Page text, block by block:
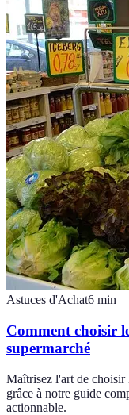
Astuces d'Achat6 min
Comment choisir
supermarché
Maîtrisez l'art de choisir
grâce à notre guide
actionnable.